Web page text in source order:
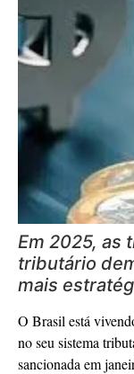
Em 2025, as
tributário
mais
O Brasil está
no seu sistema
sancionada em